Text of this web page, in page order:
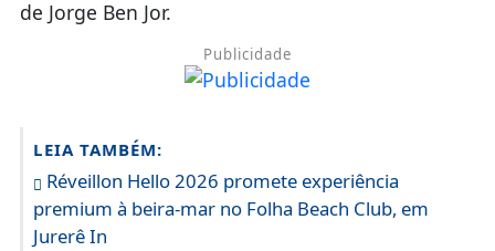
de Jorge Ben Jor.
Publicidade
LEIA TAMBÉM:
Réveillon Hello 2026 promete experiência
premium à beira-mar no Folha Beach Club, em
Jurerê In